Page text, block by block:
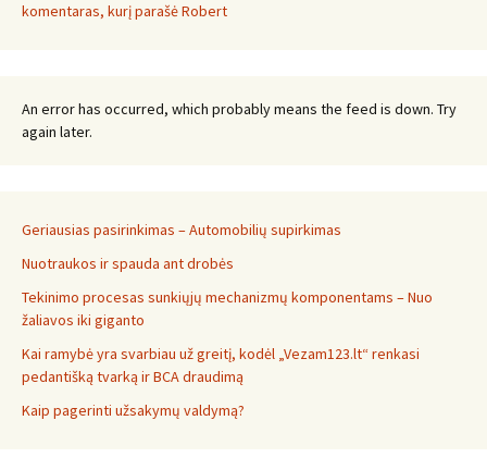
komentaras, kurį parašė Robert
An error has occurred, which probably means the feed is down. Try
again later.
Geriausias pasirinkimas – Automobilių supirkimas
Nuotraukos ir spauda ant drobės
Tekinimo procesas sunkiųjų mechanizmų komponentams – Nuo
žaliavos iki giganto
Kai ramybė yra svarbiau už greitį, kodėl „Vezam123.lt“ renkasi
pedantišką tvarką ir BCA draudimą
Kaip pagerinti užsakymų valdymą?